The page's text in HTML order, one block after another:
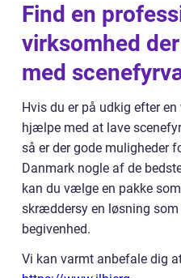
Find en
virksomhed
med
Hvis du er på udkig efter
hjælpe med at lave
så er der gode muligheder
Danmark nogle af de
kan du vælge en pakke
skræddersy en løsning
begivenhed.
Vi kan varmt anbefale dig